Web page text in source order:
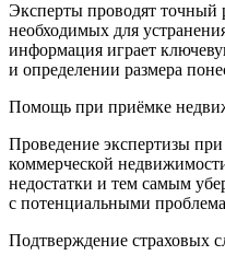
Эксперты проводят точный
необходимых для
информация играет
и определении размера
Помощь при приёмке
Проведение экспертизы
коммерческой
недостатки и тем самым
с потенциальными
Подтверждение страховых